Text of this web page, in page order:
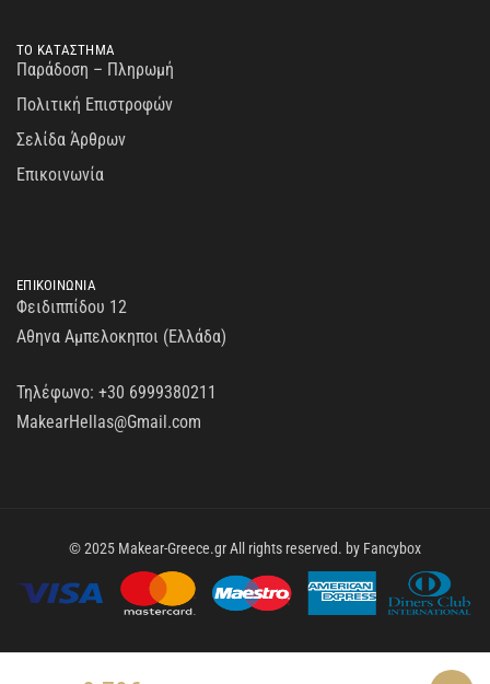
ΤΟ ΚΑΤΑΣΤΗΜΑ
Παράδοση – Πληρωμή
Πολιτική Επιστροφών
Σελίδα Άρθρων
Επικοινωνία
ΕΠΙΚΟΙΝΩΝΙΑ
Φειδιππίδου 12
Αθηνα Αμπελοκηποι (Ελλάδα)
Τηλέφωνο: +30 6999380211
MakearHellas@Gmail.com
© 2025 Makear-Greece.gr All rights reserved. by Fancybox